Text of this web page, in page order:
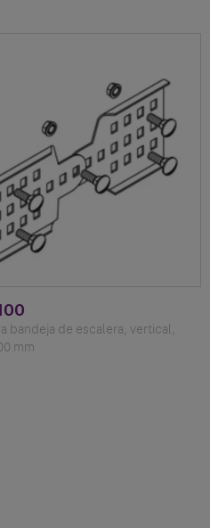
bandeja de escalera, vertical,
mm